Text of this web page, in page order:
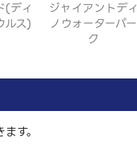
(ディ
ルス)
ジャイアントディ
ノウォーターパー
ク
す。